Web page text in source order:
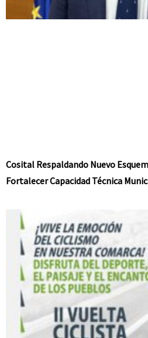
Cosital Respaldando Nuevo
Fortalecer Capacidad Técnica